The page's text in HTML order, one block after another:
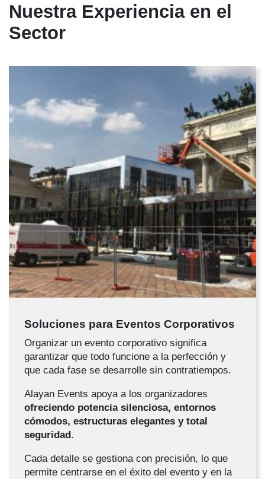
Nuestra Experiencia en el
Sector
Soluciones para Eventos Corporativos
Organizar un evento corporativo significa
garantizar que todo funcione a la perfección y
que cada fase se desarrolle sin contratiempos.
Alayan Events apoya a los organizadores
ofreciendo potencia silenciosa, entornos
cómodos, estructuras elegantes y total
seguridad.
Cada detalle se gestiona con precisión, lo que
permite centrarse en el éxito del evento y en la